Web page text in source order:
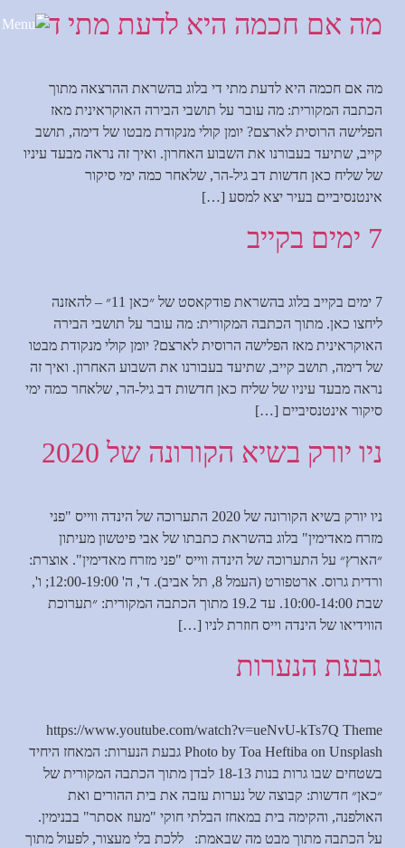
לתוכןמה אם חכמה היא לדעת מתי די
מה אם חכמה היא לדעת מתי די בלוג בהשראת ההרצאה מתוך
הכתבה המקורית: מה עובר על תושבי הבירה האוקראינית מאז
הפלישה הרוסית לארצם? יומן קולי מנקודת מבטו של דימה, תושב
קייב, שתיעד בעבורנו את השבוע האחרון. ואיך זה נראה מבעד עיניו
של שליח כאן חדשות דב גיל-הר, שלאחר כמה ימי סיקור
אינטנסיביים בעיר יצא למסע […]
7 ימים בקייב
7 ימים בקייב בלוג בהשראת פודקאסט של ״כאן 11״ – להאזנה
ליחצו כאן. מתוך הכתבה המקורית: מה עובר על תושבי הבירה
האוקראינית מאז הפלישה הרוסית לארצם? יומן קולי מנקודת מבטו
של דימה, תושב קייב, שתיעד בעבורנו את השבוע האחרון. ואיך זה
נראה מבעד עיניו של שליח כאן חדשות דב גיל-הר, שלאחר כמה ימי
סיקור אינטנסיביים […]
ניו יורק בשיא הקורונה של 2020
ניו יורק בשיא הקורונה של 2020 התערוכה של הינדה ווייס "פני
מזרח מאדימין" בלוג בהשראת כתבתו של אבי פיטשון מעיתון
״הארץ״ על התערוכה של הינדה ווייס "פני מזרח מאדימין". אוצרת:
ורדית גרוס. ארטפורט (העמל 8, תל אביב). ד', ה' 12:00-19:00; ו',
שבת 10:00-14:00. עד 19.2 מתוך הכתבה המקורית: ״תערוכת
הווידיאו של הינדה וייס חוזרת לניו […]
גבעת הנערות
https://www.youtube.com/watch?v=ueNvU-kTs7Q Theme
Photo by Toa Heftiba on Unsplash גבעת הנערות: המאחז היחיד
בשטחים שבו גרות בנות 18-13 לבדן מתוך הכתבה המקורית של
״כאן״ חדשות: קבוצה של נערות עזבה את בית ההורים ואת
האולפנה, והקימה בית במאחז הבלתי חוקי "מעוז אסתר" בבנימין.
על הכתבה מתוך מבט מה שבאמת: ללכת בלי מעצור, לפעול מתוך